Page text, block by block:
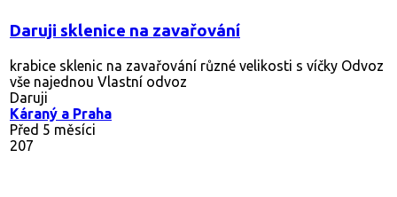
Daruji sklenice na zavařování
krabice sklenic na zavařování různé velikosti s víčky Odvoz
vše najednou Vlastní odvoz
Daruji
Káraný a Praha
Před 5 měsíci
207